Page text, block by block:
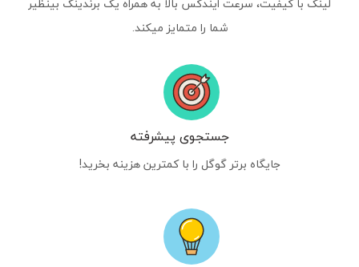
شما را متمایز میکند.
جستجوی پیشرفته
جایگاه برتر گوگل را با کمترین هزینه بخرید!